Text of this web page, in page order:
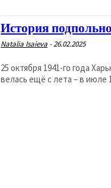
История
Natalia Isaieva -26.02.2025
25 октября 1941-го года
велась ещё с лета – в июле